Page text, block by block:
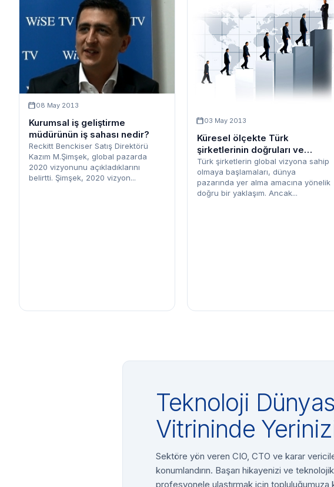
08 May 2013
Kurumsal iş geliştirme
müdürünün iş sahası nedir?
Reckitt Benckiser Satış Direktörü
Kazım M.Şimşek, global pazarda
2020 vizyonunu açıkladıklarını
belirtti. Şimşek, 2020 vizyon...
03 May 2013
Küresel ölçekte Türk
şirketlerinin doğruları ve
yanlışları
Türk şirketlerin global vizyona sahip
olmaya başlamaları, dünya
pazarında yer alma amacına yönelik
doğru bir yaklaşım. Ancak...
Teknoloji
Vitrininde
Sektöre yön veren CIO, CTO ve karar
konumlandırın. Başarı hikayenizi ve
profesyonele ulaştırmak için topluluğumuza